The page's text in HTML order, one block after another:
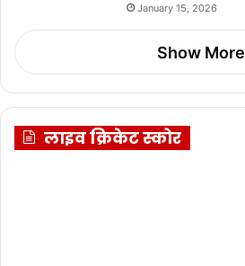
January 15, 2026
Show More
लाइव क्रिकेट स्कोर